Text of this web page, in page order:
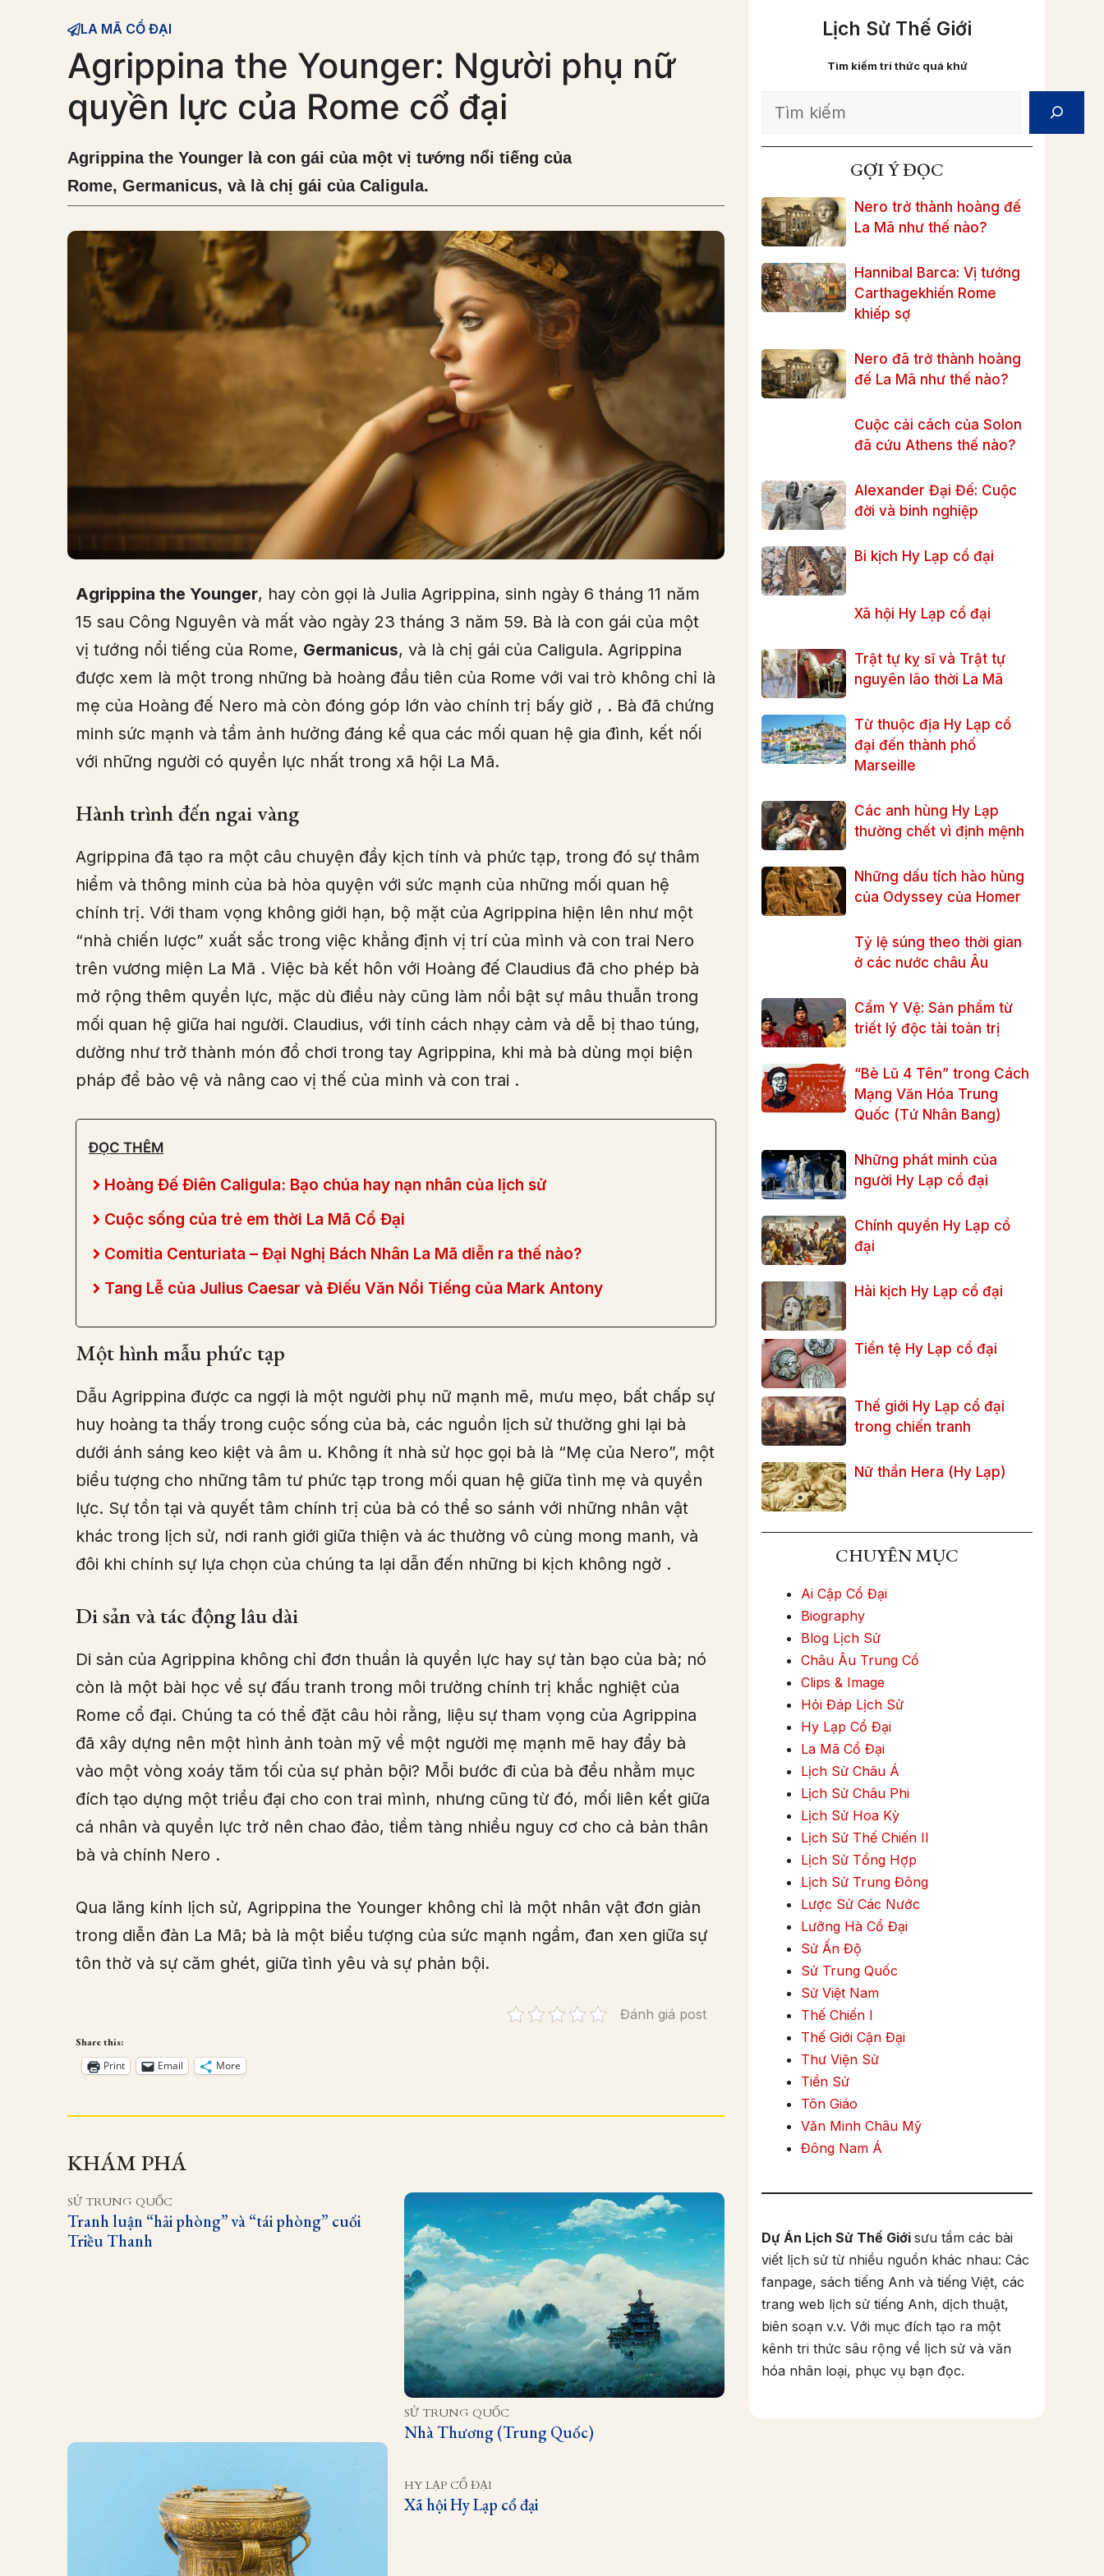
LA MÃ CỔ ĐẠI
Agrippina the Younger: Người phụ nữ
quyền lực của Rome cổ đại
Agrippina the Younger là con gái của một vị tướng nổi tiếng của
Rome, Germanicus, và là chị gái của Caligula.
Agrippina the Younger, hay còn gọi là Julia Agrippina, sinh ngày 6 tháng 11 năm
15 sau Công Nguyên và mất vào ngày 23 tháng 3 năm 59. Bà là con gái của một
vị tướng nổi tiếng của Rome, Germanicus, và là chị gái của Caligula. Agrippina
được xem là một trong những bà hoàng đầu tiên của Rome với vai trò không chỉ là
mẹ của Hoàng đế Nero mà còn đóng góp lớn vào chính trị bấy giờ , . Bà đã chứng
minh sức mạnh và tầm ảnh hưởng đáng kể qua các mối quan hệ gia đình, kết nối
với những người có quyền lực nhất trong xã hội La Mã.
Hành trình đến ngai vàng
Agrippina đã tạo ra một câu chuyện đầy kịch tính và phức tạp, trong đó sự thâm
hiểm và thông minh của bà hòa quyện với sức mạnh của những mối quan hệ
chính trị. Với tham vọng không giới hạn, bộ mặt của Agrippina hiện lên như một
“nhà chiến lược” xuất sắc trong việc khẳng định vị trí của mình và con trai Nero
trên vương miện La Mã . Việc bà kết hôn với Hoàng đế Claudius đã cho phép bà
mở rộng thêm quyền lực, mặc dù điều này cũng làm nổi bật sự mâu thuẫn trong
mối quan hệ giữa hai người. Claudius, với tính cách nhạy cảm và dễ bị thao túng,
dường như trở thành món đồ chơi trong tay Agrippina, khi mà bà dùng mọi biện
pháp để bảo vệ và nâng cao vị thế của mình và con trai .
ĐỌC THÊM
Hoàng Đế Điên Caligula: Bạo chúa hay nạn nhân của lịch sử
Cuộc sống của trẻ em thời La Mã Cổ Đại
Comitia Centuriata – Đại Nghị Bách Nhân La Mã diễn ra thế nào?
Tang Lễ của Julius Caesar và Điếu Văn Nổi Tiếng của Mark Antony
Một hình mẫu phức tạp
Dẫu Agrippina được ca ngợi là một người phụ nữ mạnh mẽ, mưu mẹo, bất chấp sự
huy hoàng ta thấy trong cuộc sống của bà, các nguồn lịch sử thường ghi lại bà
dưới ánh sáng keo kiệt và âm u. Không ít nhà sử học gọi bà là “Mẹ của Nero”, một
biểu tượng cho những tâm tư phức tạp trong mối quan hệ giữa tình mẹ và quyền
lực. Sự tồn tại và quyết tâm chính trị của bà có thể so sánh với những nhân vật
khác trong lịch sử, nơi ranh giới giữa thiện và ác thường vô cùng mong manh, và
đôi khi chính sự lựa chọn của chúng ta lại dẫn đến những bi kịch không ngờ .
Di sản và tác động lâu dài
Di sản của Agrippina không chỉ đơn thuần là quyền lực hay sự tàn bạo của bà; nó
còn là một bài học về sự đấu tranh trong môi trường chính trị khắc nghiệt của
Rome cổ đại. Chúng ta có thể đặt câu hỏi rằng, liệu sự tham vọng của Agrippina
đã xây dựng nên một hình ảnh toàn mỹ về một người mẹ mạnh mẽ hay đẩy bà
vào một vòng xoáy tăm tối của sự phản bội? Mỗi bước đi của bà đều nhằm mục
đích tạo dựng một triều đại cho con trai mình, nhưng cũng từ đó, mối liên kết giữa
cá nhân và quyền lực trở nên chao đảo, tiềm tàng nhiều nguy cơ cho cả bản thân
bà và chính Nero .
Qua lăng kính lịch sử, Agrippina the Younger không chỉ là một nhân vật đơn giản
trong diễn đàn La Mã; bà là một biểu tượng của sức mạnh ngầm, đan xen giữa sự
tôn thờ và sự căm ghét, giữa tình yêu và sự phản bội.
Đánh giá post
Share this:
Print Email More
KHÁM PHÁ
SỬ TRUNG QUỐC
Tranh luận “hải phòng” và “tái phòng” cuối
Triều Thanh
SỬ TRUNG QUỐC
Nhà Thương (Trung Quốc)
HY LẠP CỔ ĐẠI
Xã hội Hy Lạp cổ đại
Lịch Sử Thế Giới
Tìm kiếm tri thức quá khứ
Search
GỢI Ý ĐỌC
Nero trở thành hoàng đế
La Mã như thế nào?
Hannibal Barca: Vị tướng
Carthagekhiến Rome
khiếp sợ
Nero đã trở thành hoàng
đế La Mã như thế nào?
Cuộc cải cách của Solon
đã cứu Athens thế nào?
Alexander Đại Đế: Cuộc
đời và binh nghiệp
Bi kịch Hy Lạp cổ đại
Xã hội Hy Lạp cổ đại
Trật tự kỵ sĩ và Trật tự
nguyên lão thời La Mã
Từ thuộc địa Hy Lạp cổ
đại đến thành phố
Marseille
Các anh hùng Hy Lạp
thường chết vì định mệnh
Những dấu tích hào hùng
của Odyssey của Homer
Tỷ lệ súng theo thời gian
ở các nước châu Âu
Cẩm Y Vệ: Sản phẩm từ
triết lý độc tài toàn trị
“Bè Lũ 4 Tên” trong Cách
Mạng Văn Hóa Trung
Quốc (Tứ Nhân Bang)
Những phát minh của
người Hy Lạp cổ đại
Chính quyền Hy Lạp cổ
đại
Hài kịch Hy Lạp cổ đại
Tiền tệ Hy Lạp cổ đại
Thế giới Hy Lạp cổ đại
trong chiến tranh
Nữ thần Hera (Hy Lạp)
CHUYÊN MỤC
Ai Cập Cổ Đại
Biography
Blog Lịch Sử
Châu Âu Trung Cổ
Clips & Image
Hỏi Đáp Lịch Sử
Hy Lạp Cổ Đại
La Mã Cổ Đại
Lịch Sử Châu Á
Lịch Sử Châu Phi
Lịch Sử Hoa Kỳ
Lịch Sử Thế Chiến II
Lịch Sử Tổng Hợp
Lịch Sử Trung Đông
Lược Sử Các Nước
Lưỡng Hà Cổ Đại
Sử Ấn Độ
Sử Trung Quốc
Sử Việt Nam
Thế Chiến I
Thế Giới Cận Đại
Thư Viện Sử
Tiền Sử
Tôn Giáo
Văn Minh Châu Mỹ
Đông Nam Á
Dự Án Lịch Sử Thế Giới sưu tầm các bài
viết lịch sử từ nhiều nguồn khác nhau: Các
fanpage, sách tiếng Anh và tiếng Việt, các
trang web lịch sử tiếng Anh, dịch thuật,
biên soạn v.v. Với mục đích tạo ra một
kênh tri thức sâu rộng về lịch sử và văn
hóa nhân loại, phục vụ bạn đọc.